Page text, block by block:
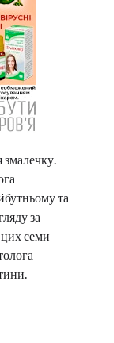
змалечку.
та
за
семи